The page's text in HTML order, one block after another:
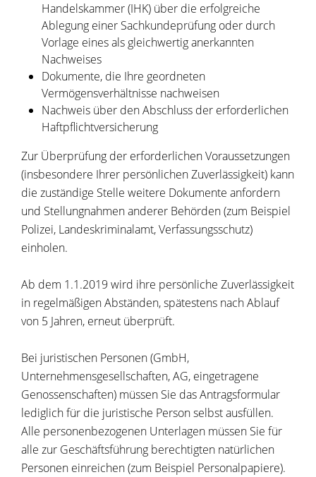
Handelskammer (IHK) über die erfolgreiche
Ablegung einer Sachkundeprüfung oder durch
Vorlage eines als gleichwertig anerkannten
Nachweises
Dokumente, die Ihre geordneten
Vermögensverhältnisse nachweisen
Nachweis über den Abschluss der erforderlichen
Haftpflichtversicherung
Zur Überprüfung der erforderlichen Voraussetzungen
(insbesondere Ihrer persönlichen Zuverlässigkeit) kann
die zuständige Stelle weitere Dokumente anfordern
und Stellungnahmen anderer Behörden (zum Beispiel
Polizei, Landeskriminalamt, Verfassungsschutz)
einholen.
Ab dem 1.1.2019 wird ihre persönliche Zuverlässigkeit
in regelmäßigen Abständen, spätestens nach Ablauf
von 5 Jahren, erneut überprüft.
Bei juristischen Personen (GmbH,
Unternehmensgesellschaften, AG, eingetragene
Genossenschaften) müssen Sie das Antragsformular
lediglich für die juristische Person selbst ausfüllen.
Alle personenbezogenen Unterlagen müssen Sie für
alle zur Geschäftsführung berechtigten natürlichen
Personen einreichen (zum Beispiel Personalpapiere).